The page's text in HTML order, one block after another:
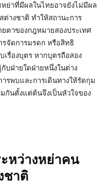
ย่าที่มีผลในไทยอาจยังไม่มีผล
างชาติ ทำให้สถานะการ
ตาของกฎหมายสองประเทศ
รจัดการมรดก หรือสิทธิ
เรื่องบุตร หากบุตรถือสอง
บฝ่ายใดฝ่ายหนึ่งในต่าง
ารพบและการเดินทางให้รัดกุม
กันตั้งแต่ต้นจึงเป็นหัวใจของ
หว่างหย่าคน
ชาติ